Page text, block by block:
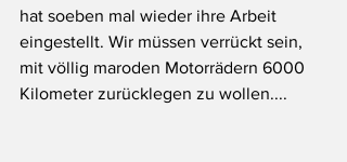
hat soeben mal wieder ihre Arbeit
eingestellt. Wir müssen verrückt sein,
mit völlig maroden Motorrädern 6000
Kilometer zurücklegen zu wollen....